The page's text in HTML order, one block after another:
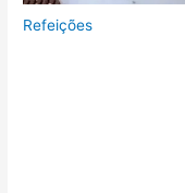
Refeições